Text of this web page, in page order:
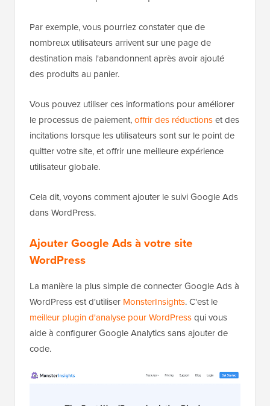
Par exemple, vous pourriez constater que de
nombreux utilisateurs arrivent sur une page de
destination mais l'abandonnent après avoir ajouté
des produits au panier.
Vous pouvez utiliser ces informations pour améliorer
le processus de paiement,offrir des réductionset des
incitations lorsque les utilisateurs sont sur le point de
quitter votre site, et offrir une meilleure expérience
utilisateur globale.
Cela dit, voyons comment ajouter le suivi Google Ads
dans WordPress.
Ajouter Google Ads à votre site
WordPress
La manière la plus simple de connecter Google Ads à
WordPress est d'utiliser MonsterInsights. C'est le
meilleur plugin d'analyse pour WordPressqui vous
aide à configurer Google Analytics sans ajouter de
code.